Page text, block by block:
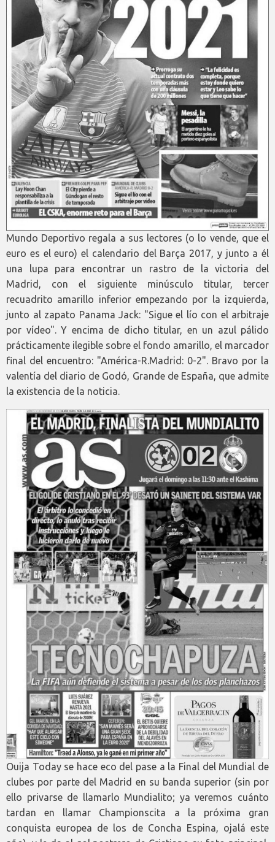
Mundo Deportivo regala a sus lectores (o lo vende, que el
euro es el euro) el calendario del Barça 2017, y junto a él
una lupa para encontrar un rastro de la victoria del
Madrid, con el siguiente minúsculo titular, tercer
recuadrito amarillo inferior empezando por la izquierda,
junto al zapato Panama Jack: "Sigue el lío con el arbitraje
por vídeo". Y encima de dicho titular, en un azul pálido
prácticamente ilegible sobre el fondo amarillo, el marcador
final del encuentro: "América-R.Madrid: 0-2". Bravo por la
valentía del diario de Godó, Grande de España, que admite
la existencia de la noticia.
Ouija Today se hace eco del pase a la Final del Mundial de
clubes por parte del Madrid en su banda superior (sin por
ello privarse de llamarlo Mundialito; ya veremos cuánto
tardan en llamar Championscita a la próxima gran
conquista europea de los de Concha Espina, ojalá este